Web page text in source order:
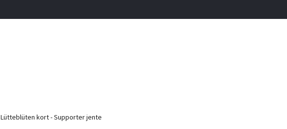
Lütteblüten kort - Supporter jente